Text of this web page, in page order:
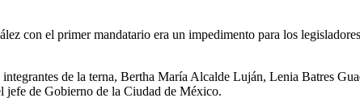
con el primer mandatario era un impedimento para los
de la terna, Bertha María Alcalde Luján, Lenia Batres
jefe de Gobierno de la Ciudad de México.